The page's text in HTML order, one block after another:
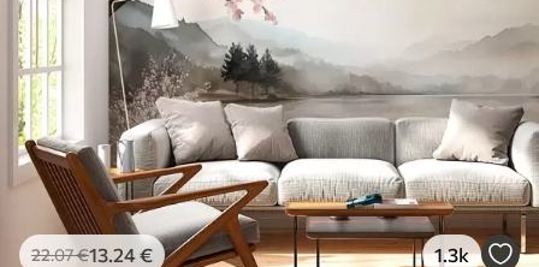
22.07€13 .24€ 1.3k